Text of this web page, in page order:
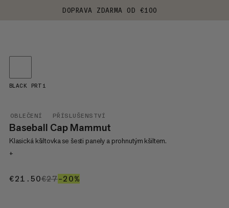
DOPRAVA ZDARMA OD €100
OBLEČENÍ PŘÍSLUŠENSTVÍ
Baseball Cap Mammut
Klasická kšiltovka se šesti panely a prohnutým kšiltem.
+
€21.50€21.50
€27€27
–20%
BLACK PRT1